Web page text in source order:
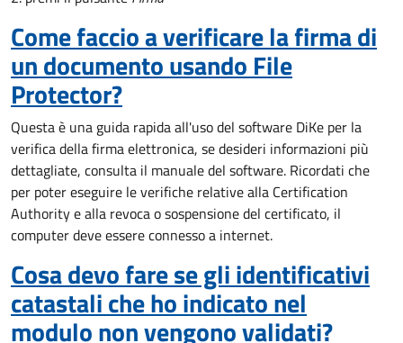
Come faccio a verificare la firma di
un documento usando File
Protector?
Questa è una guida rapida all'uso del software DiKe per la
verifica della firma elettronica, se desideri informazioni più
dettagliate, consulta il manuale del software. Ricordati che
per poter eseguire le verifiche relative alla Certification
Authority e alla revoca o sospensione del certificato, il
computer deve essere connesso a internet.
Cosa devo fare se gli identificativi
catastali che ho indicato nel
modulo non vengono validati?